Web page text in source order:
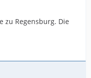
zu Regensburg. Die